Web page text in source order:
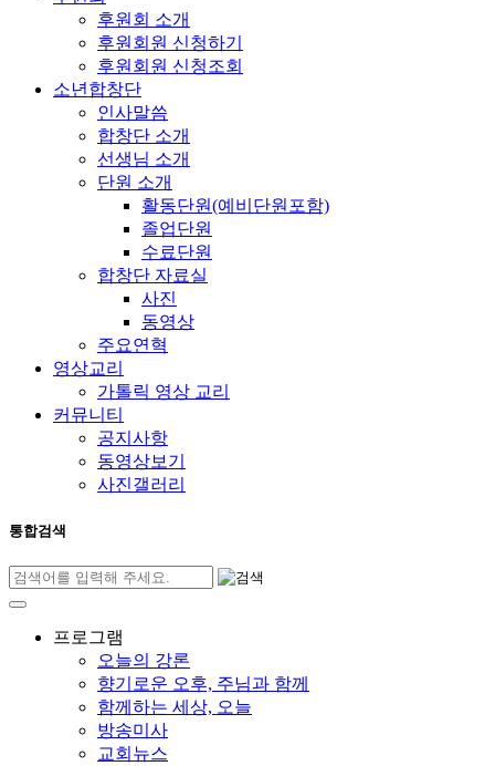
후원회 소개
후원회원 신청하기
후원회원 신청조회
소년합창단
인사말씀
합창단 소개
선생님 소개
단원 소개
활동단원(예비단원포함)
졸업단원
수료단원
합창단 자료실
사진
동영상
주요연혁
영상교리
가톨릭 영상 교리
커뮤니티
공지사항
동영상보기
사진갤러리
통합검색
프로그램
오늘의 강론
향기로운 오후, 주님과 함께
함께하는 세상, 오늘
방송미사
교회뉴스